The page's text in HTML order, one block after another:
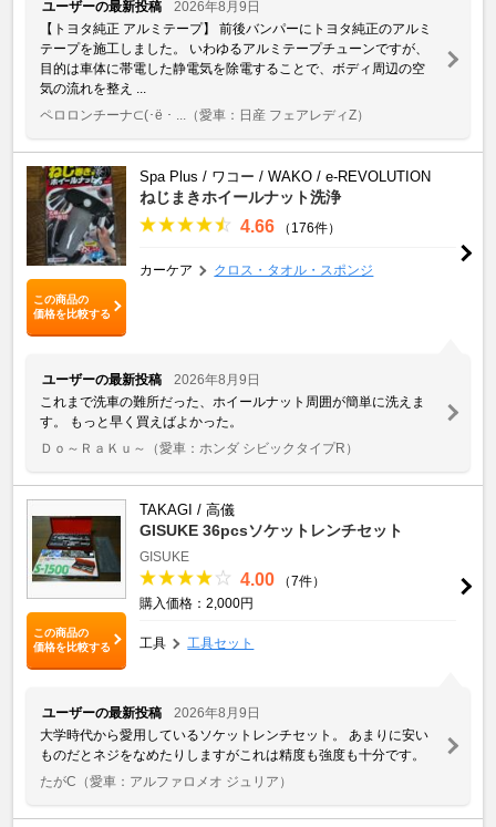
ユーザーの最新投稿
2026年8月9日
【トヨタ純正 アルミテープ】 前後バンパーにトヨタ純正のアルミ
テープを施工しました。 いわゆるアルミテープチューンですが、
目的は車体に帯電した静電気を除電することで、ボディ周辺の空
気の流れを整え ...
ペロロンチーナ⊂(･ё ･ ...
（愛車：日産 フェアレディZ）
この商品の
価格を比較する
Spa Plus / ワコー / WAKO / e-REVOLUTION
ねじまきホイールナット洗浄
4.66 （176件）
カーケア クロス・タオル・スポンジ
ユーザーの最新投稿
2026年8月9日
これまで洗車の難所だった、ホイールナット周囲が簡単に洗えま
す。 もっと早く買えばよかった。
Ｄｏ～ＲａＫｕ～
（愛車：ホンダ シビックタイプR）
この商品の
価格を比較する
TAKAGI / 高儀
GISUKE 36pcsソケットレンチセット
GISUKE
4.00
（7件）
購入価格：2,000円
工具 工具セット
ユーザーの最新投稿
2026年8月9日
大学時代から愛用しているソケットレンチセット。 あまりに安い
ものだとネジをなめたりしますがこれは精度も強度も十分です。
たがC （愛車：アルファロメオ ジュリア）